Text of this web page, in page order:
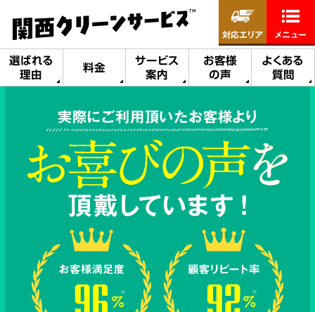
選ばれる
理由
料金
サービス
案内
お客様
の声
よくある
質問
対応エリア メニュー
実際にご利用頂いたお客様より